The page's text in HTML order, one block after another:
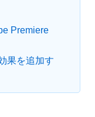
Premiere
果を追加す